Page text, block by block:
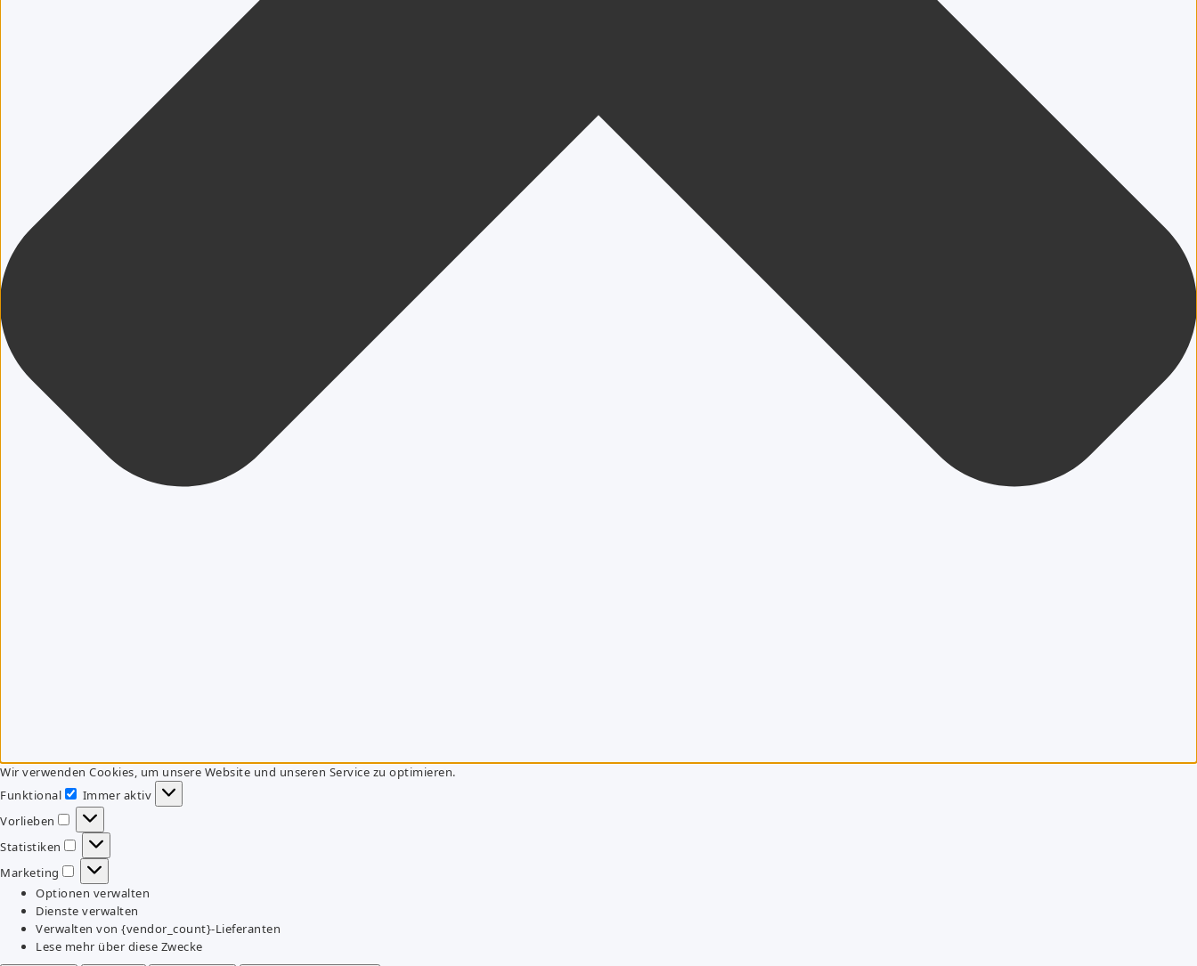
Wir verwenden Cookies, um unsere Website und unseren Service zu optimieren.
Funktional
Funktional
Immer aktiv
Vorlieben
Vorlieben
Statistiken
Statistiken
Marketing
Marketing
Optionen verwalten
Dienste verwalten
Verwalten von {vendor_count}-Lieferanten
Lese mehr über diese Zwecke